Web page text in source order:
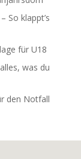
So klappt’s
für U18
was du
den Notfall